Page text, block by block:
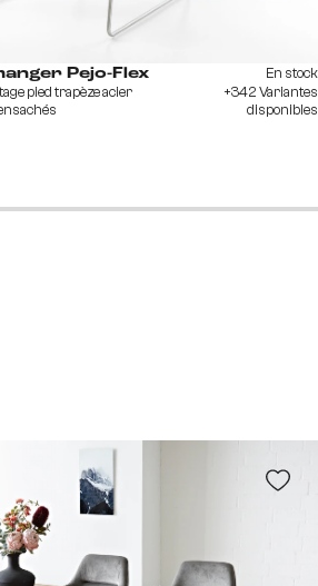
Pejo-Flex
pied trapèze acier
En stock
+342 Variantes
disponibles